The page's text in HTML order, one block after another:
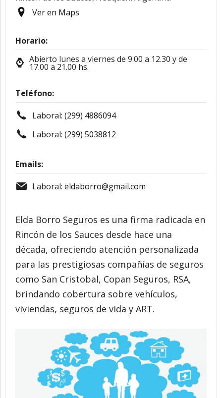
Ver en Maps
Horario:
Abierto lunes a viernes de 9.00 a 12.30 y de
17.00 a 21.00 hs.
Teléfono:
Laboral: (299) 4886094
Laboral: (299) 5038812
Emails:
Laboral: eldaborro@gmail.com
Elda Borro Seguros es una firma radicada en
Rincón de los Sauces desde hace una
década, ofreciendo atención personalizada
para las prestigiosas compañías de seguros
como San Cristobal, Copan Seguros, RSA,
brindando cobertura sobre vehículos,
viviendas, seguros de vida y ART.